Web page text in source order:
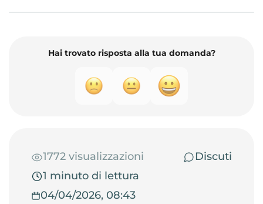
Hai trovato risposta alla tua domanda?
1772 visualizzazioni
Discuti
1 minuto di lettura
04/04/2026, 08:43